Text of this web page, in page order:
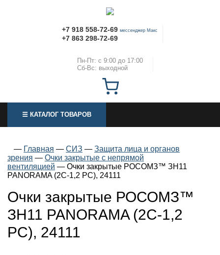
+7 918 558-72-69 мессенджер Макс
+7 863 298-72-69
Пн-Пт: с 9:00 до 17:00
Сб-Вс: выходной
☰ КАТАЛОГ ТОВАРОВ
— Главная — СИЗ — Защита лица и органов
зрения — Очки закрытые с непрямой
вентиляцией — Очки закрытые РОСОМЗ™ ЗН11
PANORAMA (2С-1,2 PС), 24111
Очки закрытые РОСОМЗ™
ЗН11 PANORAMA (2С-1,2
PС), 24111